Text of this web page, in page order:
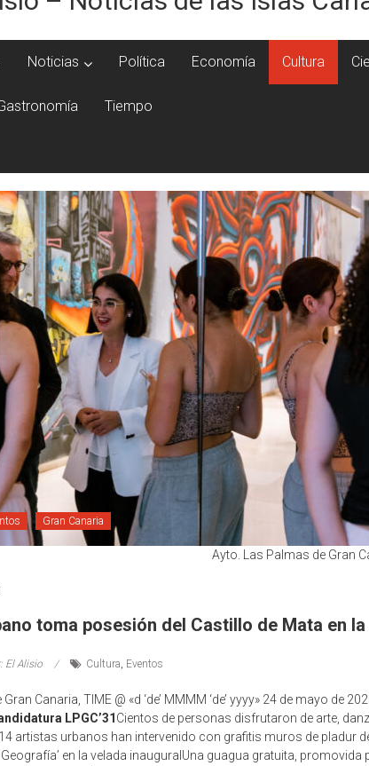
Noticias Política Economía Cultura
Tiempo
Gran Canaria
Ayto. Las Palmas de Gran
toma posesión del Castillo de Mata en
El Alisio Cultura, Eventos
Gran Canaria, TIME @ «d ‘de’ MMMM ‘de’ yyyy» 24 de mayo de
LPGC’31 Cientos de personas disfrutaron de arte,
artistas urbanos han intervenido con grafitis muros de pladur
Geografía’ en la velada inauguralUna guagua gratuita,